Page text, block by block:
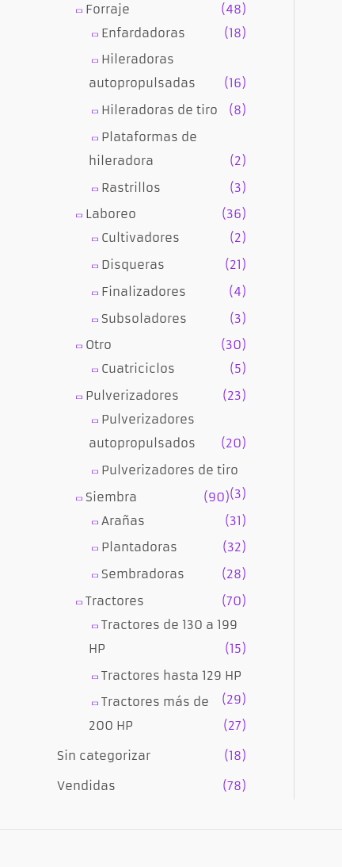
Forraje
(48)
Enfardadoras
(18)
Hileradoras
autopropulsadas
(16)
Hileradoras de tiro
(8)
Plataformas de
hileradora
(2)
Rastrillos
(3)
Laboreo
(36)
Cultivadores
(2)
Disqueras
(21)
Finalizadores
(4)
Subsoladores
(3)
Otro
(30)
Cuatriciclos
(5)
Pulverizadores
(23)
Pulverizadores
autopropulsados
(20)
Pulverizadores de tiro
(3)
Siembra
(90)
Arañas
(31)
Plantadoras
(32)
Sembradoras
(28)
Tractores
(70)
Tractores de 130 a 199
HP
(15)
Tractores hasta 129 HP
(29)
Tractores más de
200 HP
(27)
Sin categorizar
(18)
Vendidas
(78)